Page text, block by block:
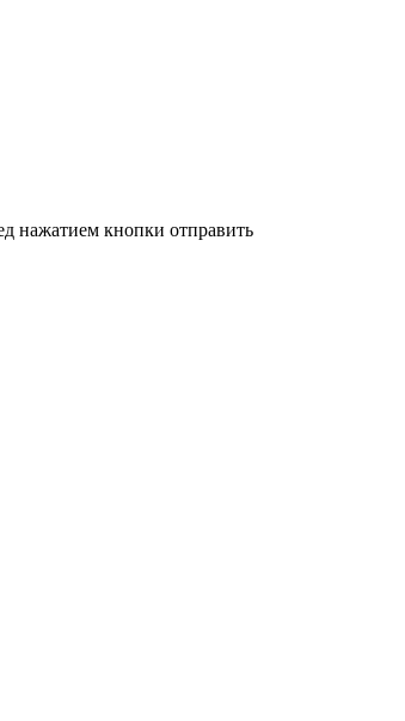
нажатием кнопки отправить